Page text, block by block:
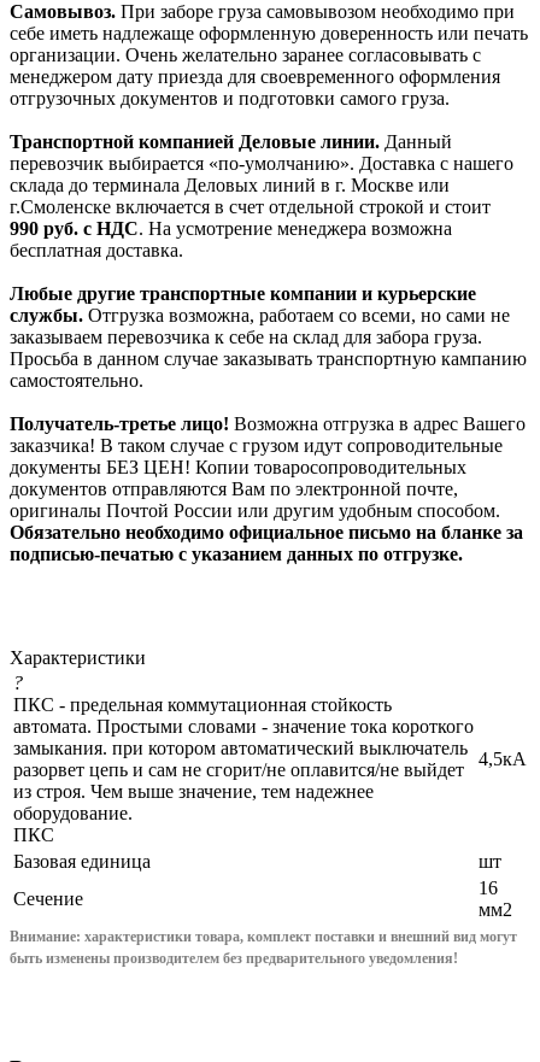
Самовывоз. При заборе груза самовывозом необходимо при
себе иметь надлежаще оформленную доверенность или печать
организации. Очень желательно заранее согласовывать с
менеджером дату приезда для своевременного оформления
отгрузочных документов и подготовки самого груза.
Транспортной компанией Деловые линии. Данный
перевозчик выбирается «по-умолчанию». Доставка с нашего
склада до терминала Деловых линий в г. Москве или
г.Смоленске включается в счет отдельной строкой и стоит
990 руб. с НДС. На усмотрение менеджера возможна
бесплатная доставка.
Любые другие транспортные компании и курьерские
службы. Отгрузка возможна, работаем со всеми, но сами не
заказываем перевозчика к себе на склад для забора груза.
Просьба в данном случае заказывать транспортную кампанию
самостоятельно.
Получатель-третье лицо! Возможна отгрузка в адрес Вашего
заказчика! В таком случае с грузом идут сопроводительные
документы БЕЗ ЦЕН! Копии товаросопроводительных
документов отправляются Вам по электронной почте,
оригиналы Почтой России или другим удобным способом.
Обязательно необходимо официальное письмо на бланке за
подписью-печатью с указанием данных по отгрузке.
Характеристики
?
ПКС - предельная коммутационная стойкость
автомата. Простыми словами - значение тока короткого
замыкания. при котором автоматический выключатель
разорвет цепь и сам не сгорит/не оплавится/не выйдет
из строя. Чем выше значение, тем надежнее
оборудование.
ПКС
4,5кА
Базовая единица
шт
Сечение
16
мм2
Внимание: характеристики товара, комплект поставки и внешний вид могут
быть изменены производителем без предварительного уведомления!